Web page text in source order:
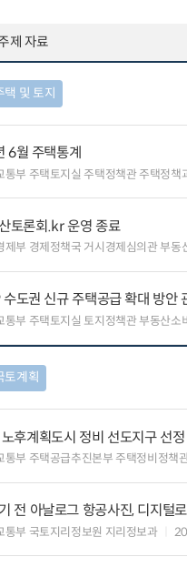
제 자료
택 및 토지
6월 주택통계
통부 주택토지실 주택정책관 주택정책
토론회.kr 운영 종료
제부 경제정책국 거시경제심의관 부동
도권 신규 주택공급 확대 방안
통부 주택토지실 토지정책관 부동산소
토계획
후계획도시 정비 선도지구 선정
통부 주택공급추진본부 주택정비정책
전 아날로그 항공사진, 디지털
통부 국토지리정보원 지리정보과